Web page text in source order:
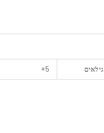
גילאים 5+